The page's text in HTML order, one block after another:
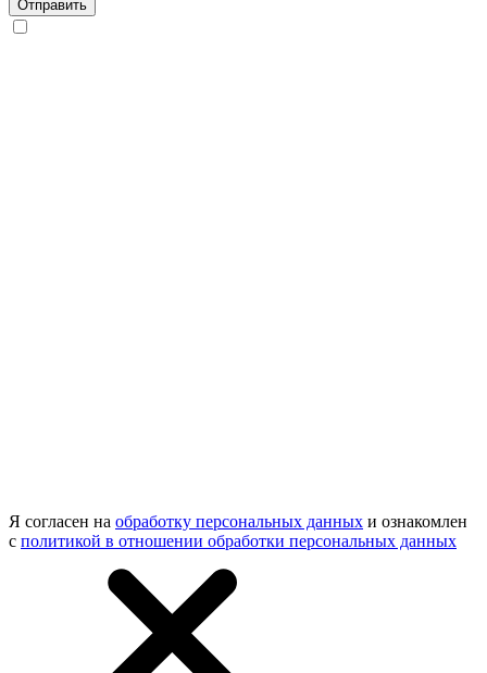
Отправить
Я согласен на обработку персональных данных и ознакомлен
с политикой в отношении обработки персональных данных